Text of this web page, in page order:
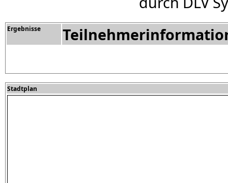
Ergebnisse
Stadtplan